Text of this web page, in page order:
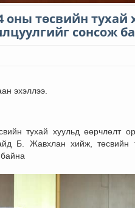
төсвийн тухай
сонсож
эхэллээ.
тухай хуульд өөрчлөлт
Б. Жавхлан хийж, төсвийн